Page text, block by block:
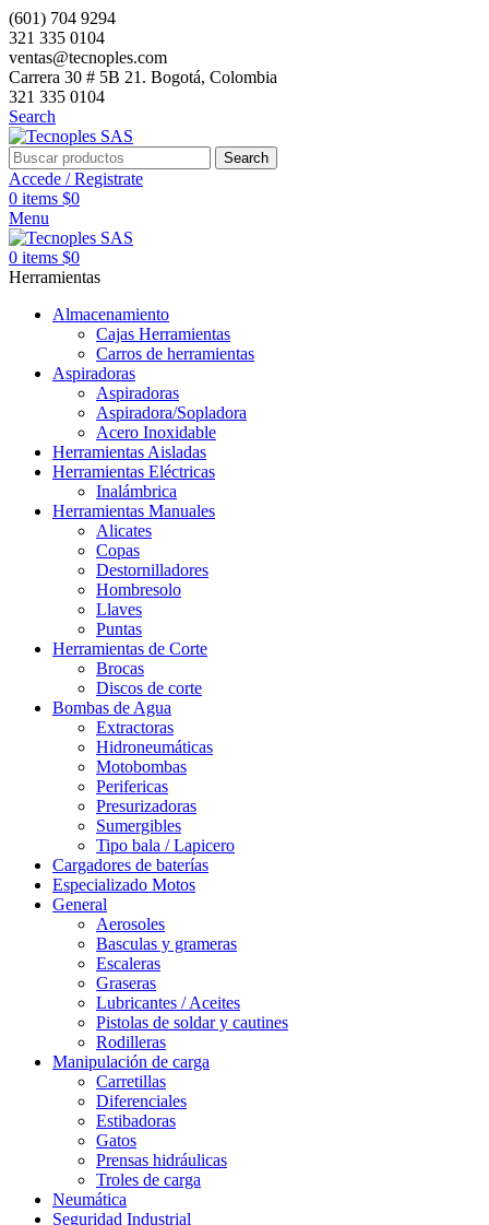
(601) 704 9294
321 335 0104
ventas@tecnoples.com
Carrera 30 # 5B 21. Bogotá, Colombia
321 335 0104
Search
Search
Accede / Registrate
0 items $0
Menu
0 items $0
Herramientas
Almacenamiento
Cajas Herramientas
Carros de herramientas
Aspiradoras
Aspiradoras
Aspiradora/Sopladora
Acero Inoxidable
Herramientas Aisladas
Herramientas Eléctricas
Inalámbrica
Herramientas Manuales
Alicates
Copas
Destornilladores
Hombresolo
Llaves
Puntas
Herramientas de Corte
Brocas
Discos de corte
Bombas de Agua
Extractoras
Hidroneumáticas
Motobombas
Perifericas
Presurizadoras
Sumergibles
Tipo bala / Lapicero
Cargadores de baterías
Especializado Motos
General
Aerosoles
Basculas y grameras
Escaleras
Graseras
Lubricantes / Aceites
Pistolas de soldar y cautines
Rodilleras
Manipulación de carga
Carretillas
Diferenciales
Estibadoras
Gatos
Prensas hidráulicas
Troles de carga
Neumática
Seguridad Industrial